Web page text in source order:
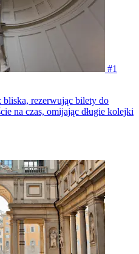
#1
bliska, rezerwując bilety do
na czas, omijając długie kolejki